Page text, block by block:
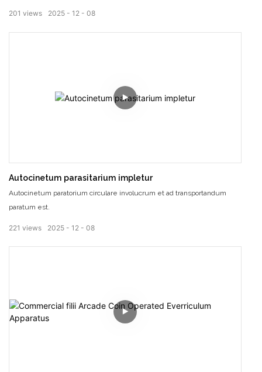
2025 12 08
201 views
Autocinetum parasitarium impletur
Autocinetum paratorium circulare involucrum et ad transportandum
paratum est.
2025 12 08
221 views